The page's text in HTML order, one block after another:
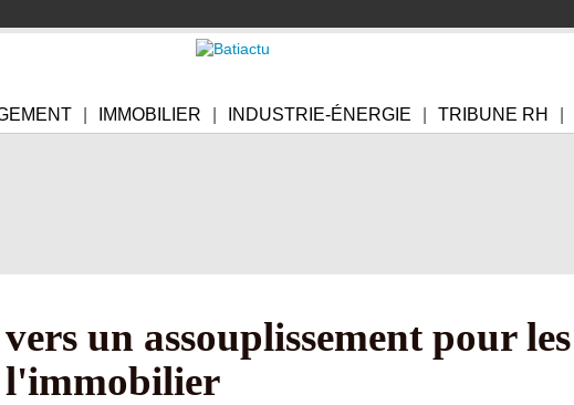
IMMOBILIER INDUSTRIE-ÉNERGIE TRIBUNE RH
un assouplissement pour les
l'immobilier